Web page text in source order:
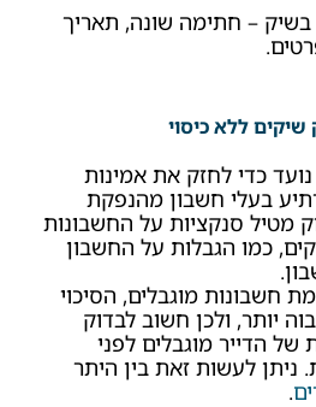
בשיק – חתימה שונה, תאריך
שיקים ללא כיסוי
כדי לחזק את אמינות
בעלי חשבון מהנפקת
מטיל סנקציות על החשבונות
כמו הגבלות על החשבון
חשבונות מוגבלים, הסיכוי
יותר, ולכן חשוב לבדוק
הדייר מוגבלים לפני
ניתן לעשות זאת בין היתר
.